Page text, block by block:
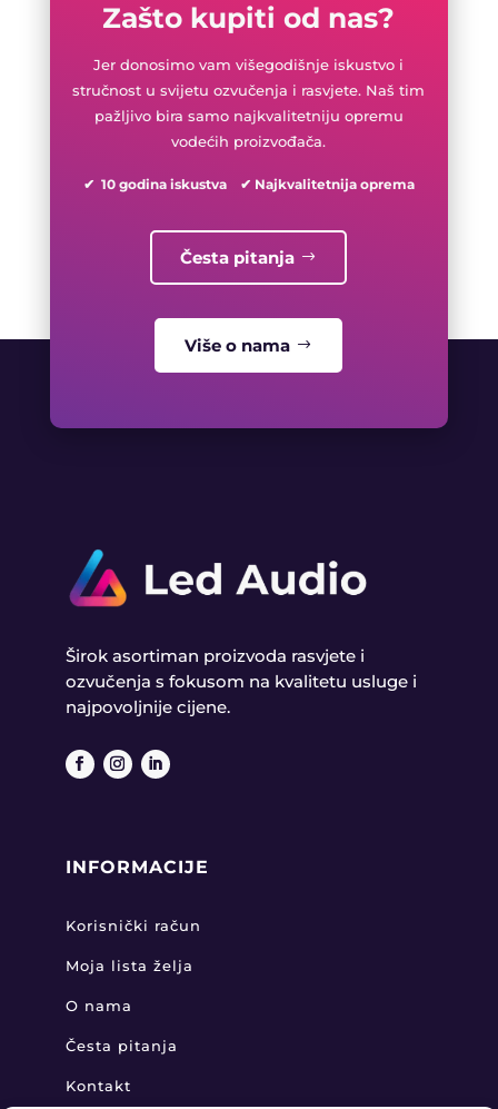
Zašto kupiti od nas?
Jer donosimo vam višegodišnje iskustvo i
stručnost u svijetu ozvučenja i rasvjete. Naš tim
pažljivo bira samo najkvalitetniju opremu
vodećih proizvođača.
✔ 10 godina iskustva ✔ Najkvalitetnija oprema
Česta pitanja
Više o nama
Širok asortiman proizvoda rasvjete i
ozvučenja s fokusom na kvalitetu usluge i
najpovoljnije cijene.
INFORMACIJE
Korisnički račun
Moja lista želja
O nama
Česta pitanja
Kontakt